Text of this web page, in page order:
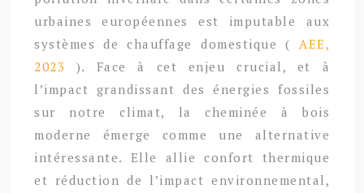
urbaines européennes est imputable aux
systèmes de chauffage domestique ( AEE,
2023 ). Face à cet enjeu crucial, et à
l’impact grandissant des énergies fossiles
sur notre climat, la cheminée à bois
moderne émerge comme une alternative
intéressante. Elle allie confort thermique
et réduction de l’impact environnemental,